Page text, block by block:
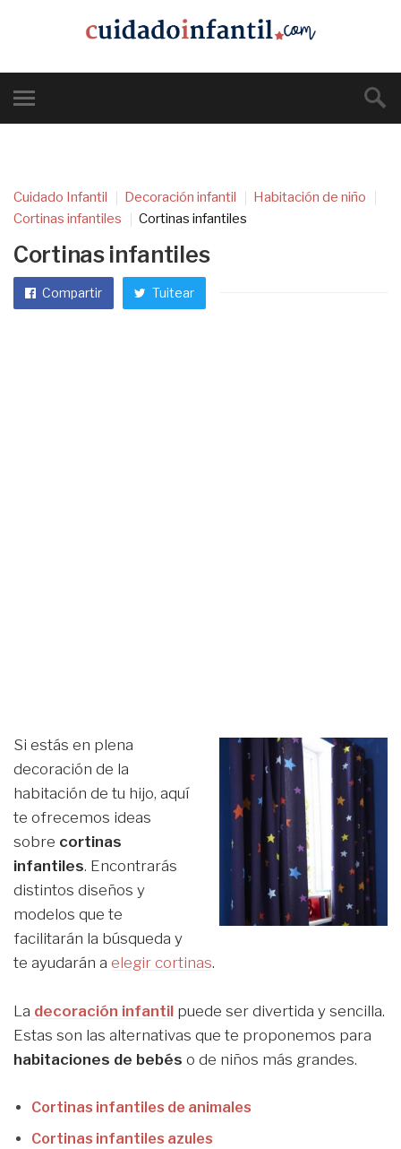
Cuidado Infantil Decoración infantil
Habitación de niño
Cortinas infantiles
Cortinas infantiles
Cortinas infantiles
Compartir Tuitear
Si estás en plena
decoración de la
habitación de tu hijo, aquí
te ofrecemos ideas
sobre cortinas
infantiles. Encontrarás
distintos diseños y
modelos que te
facilitarán la búsqueda y
te ayudarán a elegir cortinas.
La decoración infantil puede ser divertida y sencilla.
Estas son las alternativas que te proponemos para
habitaciones de bebés o de niños más grandes.
Cortinas infantiles de animales
Cortinas infantiles azules